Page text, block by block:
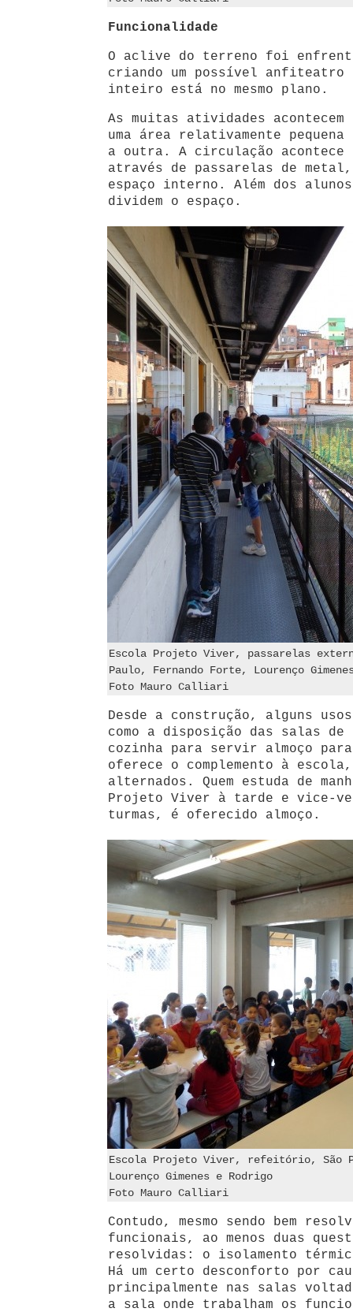
Funcionalidade
O aclive do terreno foi
criando um possível anfiteatro
inteiro está no mesmo plano.
As muitas atividades acontecem
uma área relativamente pequena
a outra. A circulação
através de passarelas de metal,
espaço interno. Além dos
dividem o espaço.
Escola Projeto Viver, passarelas
Paulo, Fernando Forte, Lourenço
Foto Mauro Calliari
Desde a construção, alguns
como a disposição das salas de
cozinha para servir almoço para
oferece o complemento à
alternados. Quem estuda de
Projeto Viver à tarde e vice-
turmas, é oferecido almoço.
Escola Projeto Viver, refeitório, São
Lourenço Gimenes e Rodrigo
Foto Mauro Calliari
Contudo, mesmo sendo bem
funcionais, ao menos duas
resolvidas: o isolamento
Há um certo desconforto por
principalmente nas salas
a sala onde trabalham os